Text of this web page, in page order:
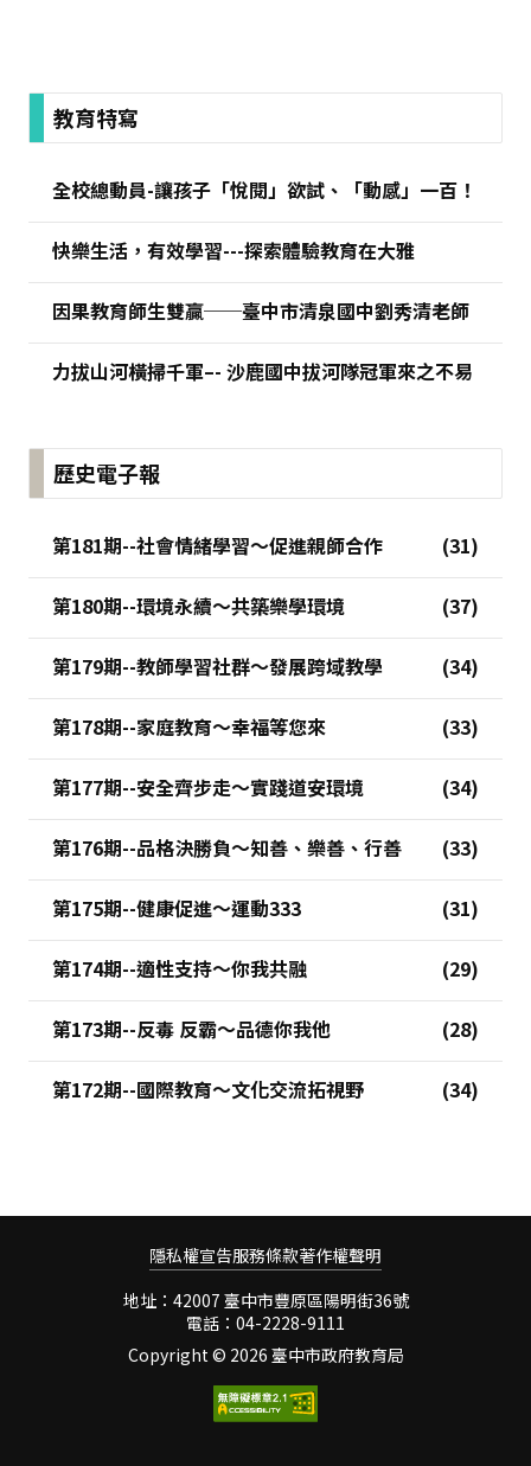
:::教育特寫
全校總動員-讓孩子「悅閱」欲試、「動感」一百！
快樂生活，有效學習---探索體驗教育在大雅
因果教育師生雙贏──臺中市清泉國中劉秀清老師
力拔山河橫掃千軍–- 沙鹿國中拔河隊冠軍來之不易
歷史電子報
第181期--社會情緒學習～促進親師合作
第180期--環境永續～共築樂學環境
第179期--教師學習社群～發展跨域教學
第178期--家庭教育～幸福等您來
第177期--安全齊步走～實踐道安環境
第176期--品格決勝負～知善、樂善、行善
第175期--健康促進～運動333
第174期--適性支持～你我共融
第173期--反毒 反霸～品德你我他
第172期--國際教育～文化交流拓視野
隱私權宣告服務條款著作權聲明
地址：42007 臺中市豐原區陽明街36號
電話：04-2228-9111
Copyright © 2026 臺中市政府教育局